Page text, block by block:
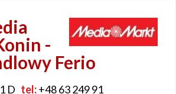
-
Ferio
D tel:+48 63 249 91